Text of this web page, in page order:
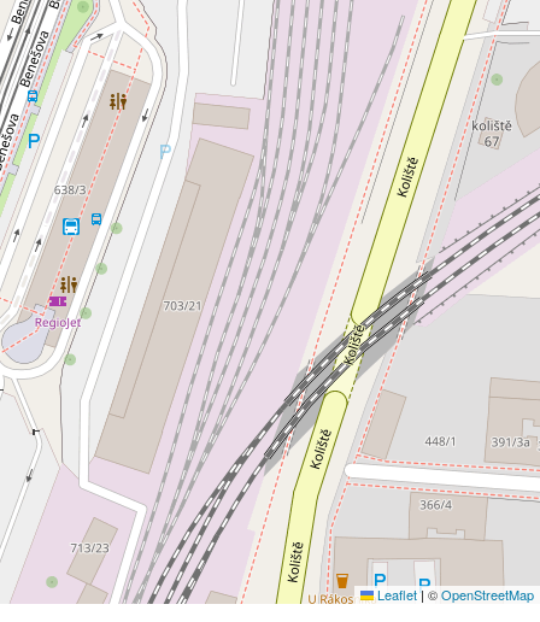
Leaflet| ©OpenStreetMap